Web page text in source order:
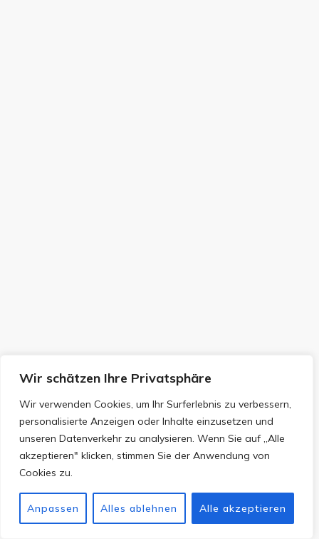
Wir schätzen Ihre Privatsphäre
Wir verwenden Cookies, um Ihr Surferlebnis zu verbessern,
personalisierte Anzeigen oder Inhalte einzusetzen und
unseren Datenverkehr zu analysieren. Wenn Sie auf „Alle
akzeptieren" klicken, stimmen Sie der Anwendung von
Cookies zu.
Anpassen Alles ablehnen Alle akzeptieren